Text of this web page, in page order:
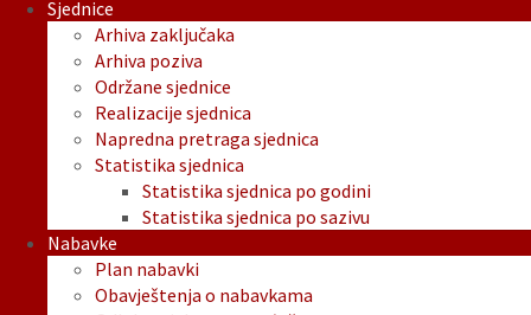
Sjednice
Arhiva zaključaka
Arhiva poziva
Održane sjednice
Realizacije sjednica
Napredna pretraga sjednica
Statistika sjednica
Statistika sjednica po godini
Statistika sjednica po sazivu
Nabavke
Plan nabavki
Obavještenja o nabavkama